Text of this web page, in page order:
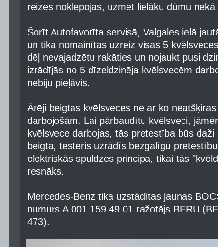
reizes noklepojas, uzmet lielāku dūmu
Šorīt Autofavorīta servisā, Valgales ielā
un tika nomainītas uzreiz visas 5
dēļ nevajadzētu rakāties un nojaukt pusi
izrādījās no 5 dīzeļdzinēja kvēlsvecēm
nebiju pieļāvis.
Ārēji beigtas kvēlsveces ne ar ko
darbojošām. Lai pārbaudītu kvēlsveci,
kvēlsvece darbojas, tās pretestība būs
beigta, testeris uzrādīs bezgalīgu
elektriskās spuldzes principa, tikai tās
resnāks.
Mercedes-Benz tika uzstādītas jaunas
numurs A 001 159 49 01 ražotājs BERU
473).